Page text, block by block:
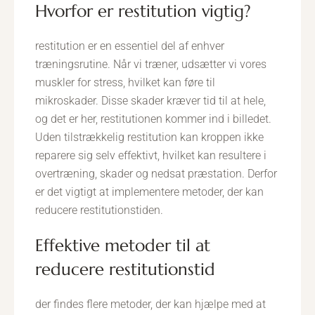
hvorfor er restitution vigtig?
restitution er en essentiel del af enhver
træningsrutine. Når vi træner, udsætter vi vores
muskler for stress, hvilket kan føre til
mikroskader. Disse skader kræver tid til at hele,
og det er her, restitutionen kommer ind i billedet.
Uden tilstrækkelig restitution kan kroppen ikke
reparere sig selv effektivt, hvilket kan resultere i
overtræning, skader og nedsat præstation. Derfor
er det vigtigt at implementere metoder, der kan
reducere restitutionstiden.
effektive metoder til at
reducere restitutionstid
der findes flere metoder, der kan hjælpe med at